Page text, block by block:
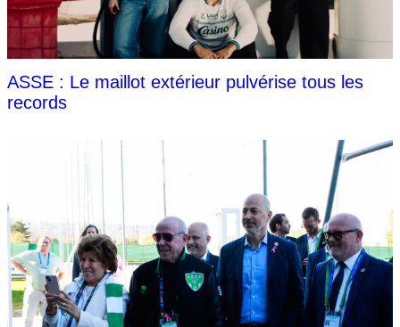
ASSE : Le maillot extérieur pulvérise tous les
records